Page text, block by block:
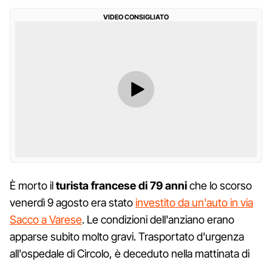
VIDEO CONSIGLIATO
È morto ilturista francese di 79 anniche lo scorso
venerdì 9 agosto era statoinvestito da un'auto in via
Sacco a Varese. Le condizioni dell'anziano erano
apparse subito molto gravi. Trasportato d'urgenza
all'ospedale di Circolo, è deceduto nella mattinata di